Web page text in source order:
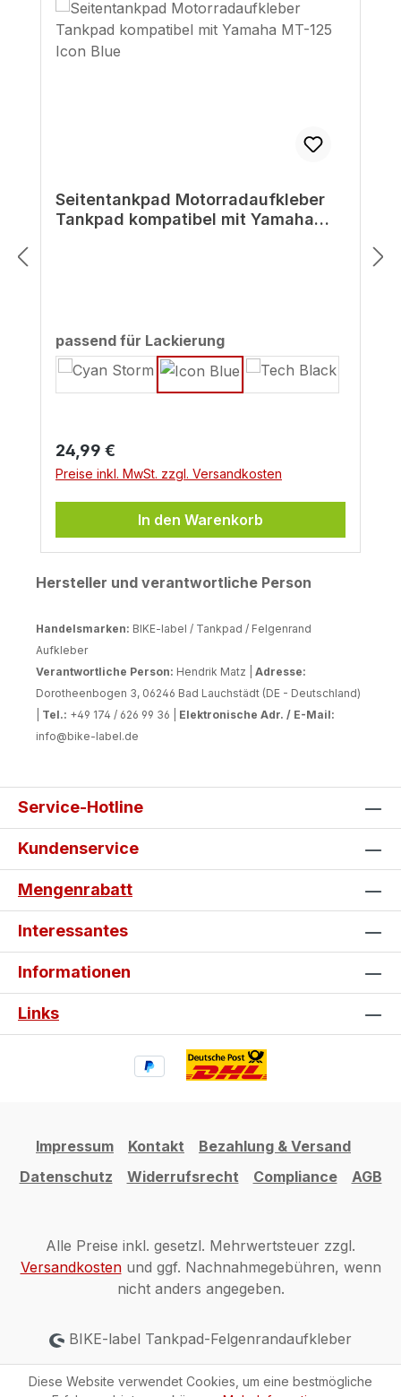
Seitentankpad Motorradaufkleber
Tankpad kompatibel mit Yamaha
passend für Lackierungauswählen
Regulärer Preis:
24,99 €
Preise inkl. MwSt. zzgl. Versandkosten
In den Warenkorb
Hersteller und verantwortliche Person
Handelsmarken: BIKE-label / Tankpad / Felgenrand
Aufkleber
Verantwortliche Person: Hendrik Matz | Adresse:
Dorotheenbogen 3, 06246 Bad Lauchstädt (DE - Deutschland)
Tel.: +49 174 / 626 99 36 | Elektronische Adr. / E-Mail:
info@bike-label.de
Service-Hotline
Kundenservice
Mengenrabatt
Interessantes
Informationen
Links
Impressum Kontakt
Bezahlung & Versand
Datenschutz
Widerrufsrecht Compliance AGB
Alle Preise inkl. gesetzl. Mehrwertsteuer zzgl.
Versandkostenund ggf. Nachnahmegebühren, wenn
nicht anders angegeben.
BIKE-label Tankpad-Felgenrandaufkleber
Diese Website verwendet Cookies, um eine bestmögliche